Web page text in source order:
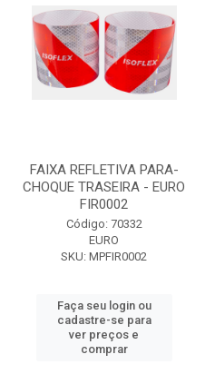
FAIXA REFLETIVA PARA-
CHOQUE TRASEIRA - EURO
FIR0002
Código: 70332
EURO
SKU: MPFIR0002
Faça seu login ou
cadastre-se para
ver preços e
comprar